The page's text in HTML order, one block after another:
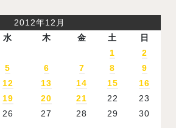
2012年12月
水 木 金 土 日
1
2
5 6 7 8
9
12 13 14 15
16
19 20 21 22
23
26 27 28 29
30